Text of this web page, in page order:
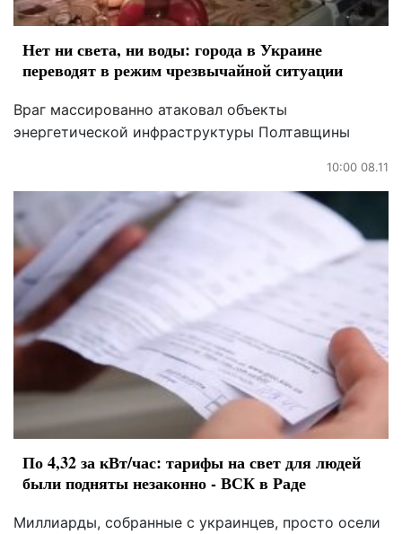
Нет ни света, ни воды: города в Украине
переводят в режим чрезвычайной ситуации
Враг массированно атаковал объекты
энергетической инфраструктуры Полтавщины
10:00 08.11
По 4,32 за кВт/час: тарифы на свет для людей
были подняты незаконно - ВСК в Раде
Миллиарды, собранные с украинцев, просто осели